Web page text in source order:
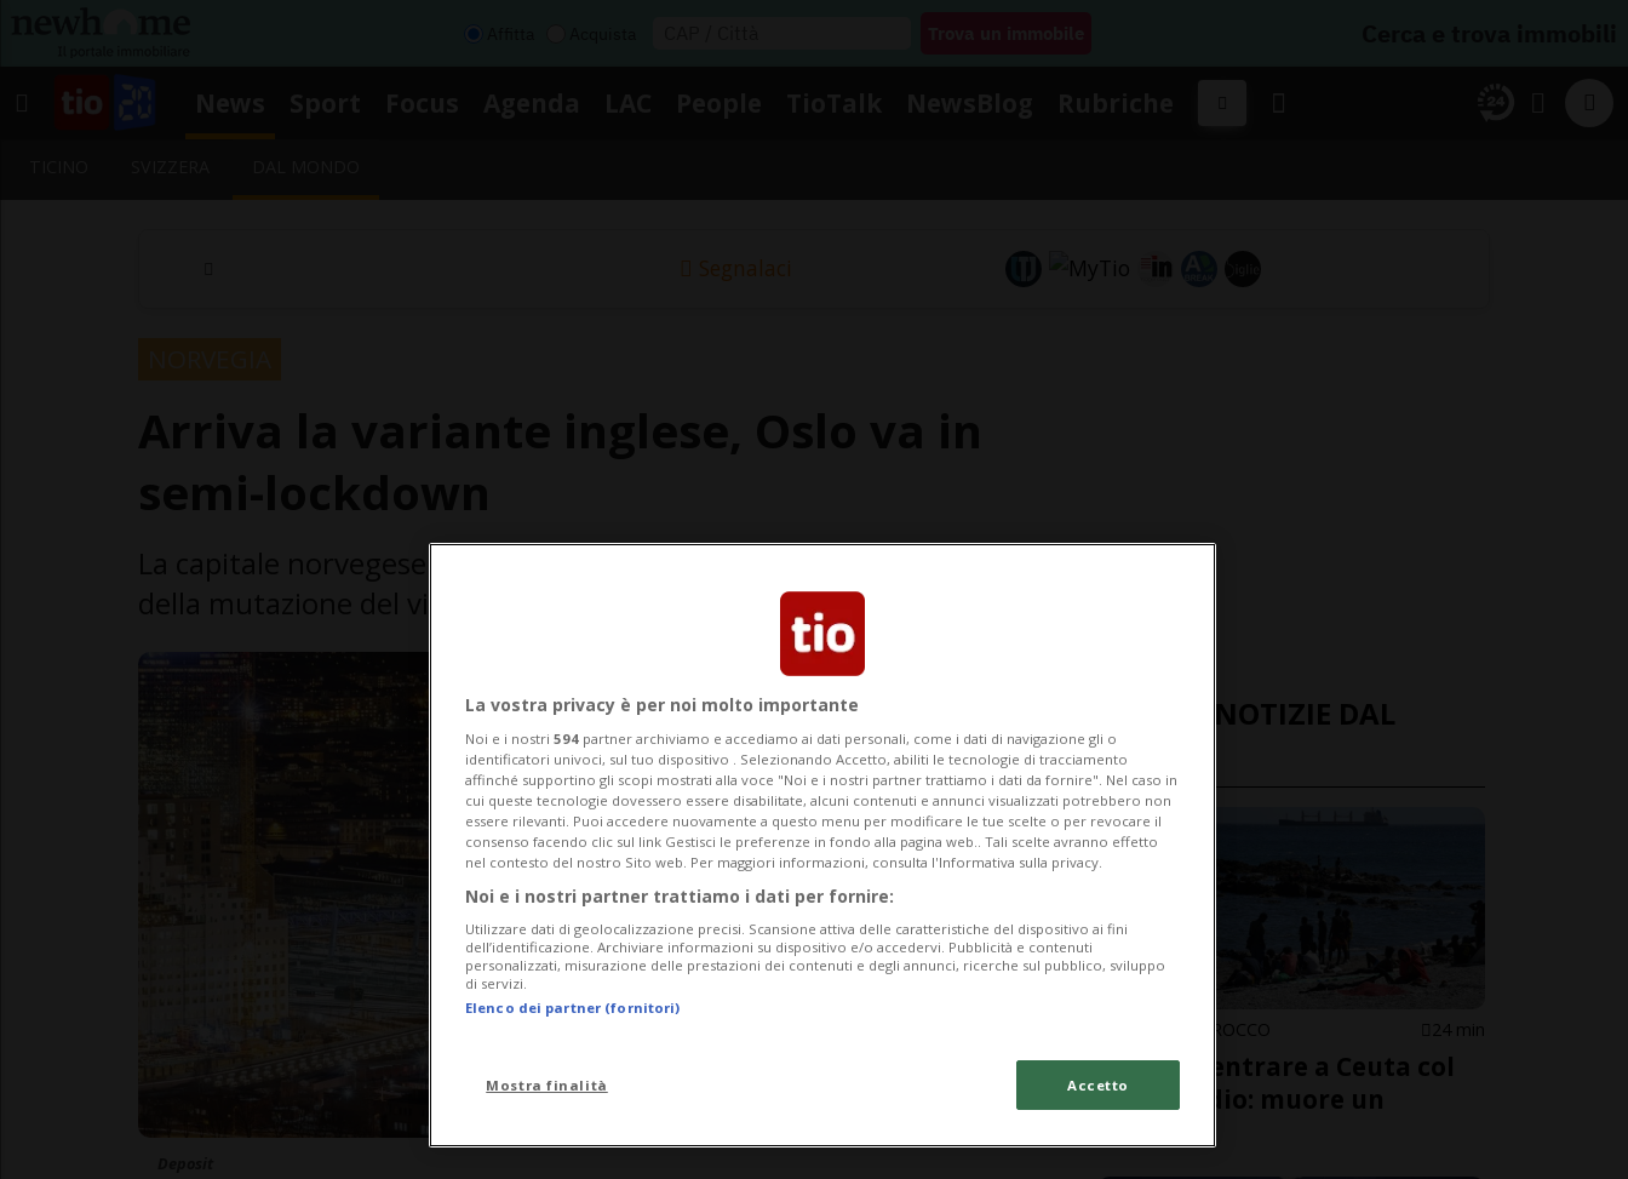
Segnalaci
ULTIME NOTIZIE DAL
MONDO
SPAGNA / MAROCCO 24 min
Tenta di entrare a Ceuta col
parapendio: muore un
La vostra privacy è per noi molto importante
Noi e i nostri 594 partner archiviamo e accediamo ai dati personali, come i dati di navigazione gli o
identificatori univoci, sul tuo dispositivo . Selezionando Accetto, abiliti le tecnologie di tracciamento
affinché supportino gli scopi mostrati alla voce "Noi e i nostri partner trattiamo i dati da fornire". Nel caso in
cui queste tecnologie dovessero essere disabilitate, alcuni contenuti e annunci visualizzati potrebbero non
essere rilevanti. Puoi accedere nuovamente a questo menu per modificare le tue scelte o per revocare il
consenso facendo clic sul link Gestisci le preferenze in fondo alla pagina web.. Tali scelte avranno effetto
nel contesto del nostro Sito web. Per maggiori informazioni, consulta l'Informativa sulla privacy.
Noi e i nostri partner trattiamo i dati per fornire:
Utilizzare dati di geolocalizzazione precisi. Scansione attiva delle caratteristiche del dispositivo ai fini
dell’identificazione. Archiviare informazioni su dispositivo e/o accedervi. Pubblicità e contenuti
personalizzati, misurazione delle prestazioni dei contenuti e degli annunci, ricerche sul pubblico, sviluppo
di servizi.
Elenco dei partner (fornitori)
Mostra finalità Accetto